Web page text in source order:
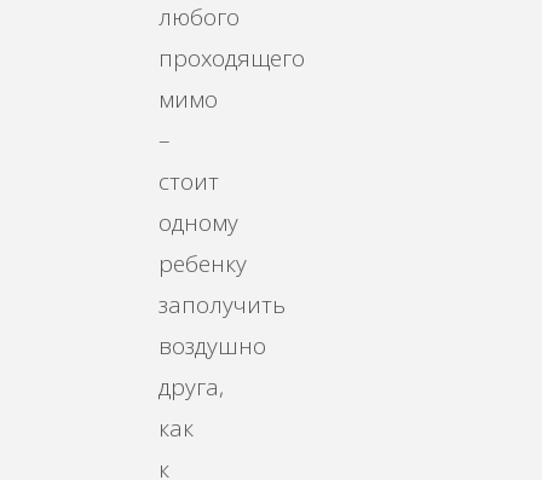
любого
проходящего
мимо
–
стоит
одному
ребенку
заполучить
воздушно
друга,
как
к